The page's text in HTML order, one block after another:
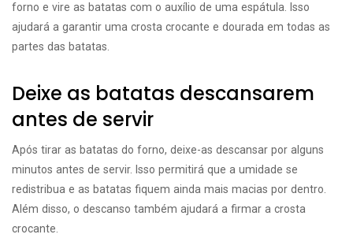
forno e vire as batatas com o auxílio de uma espátula. Isso
ajudará a garantir uma crosta crocante e dourada em todas as
partes das batatas.
Deixe as batatas descansarem
antes de servir
Após tirar as batatas do forno, deixe-as descansar por alguns
minutos antes de servir. Isso permitirá que a umidade se
redistribua e as batatas fiquem ainda mais macias por dentro.
Além disso, o descanso também ajudará a firmar a crosta
crocante.